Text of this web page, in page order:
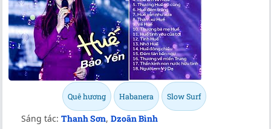
Quê hương Habanera Slow Surf
Sáng tác: Thanh Sơn, Dzoãn Bình